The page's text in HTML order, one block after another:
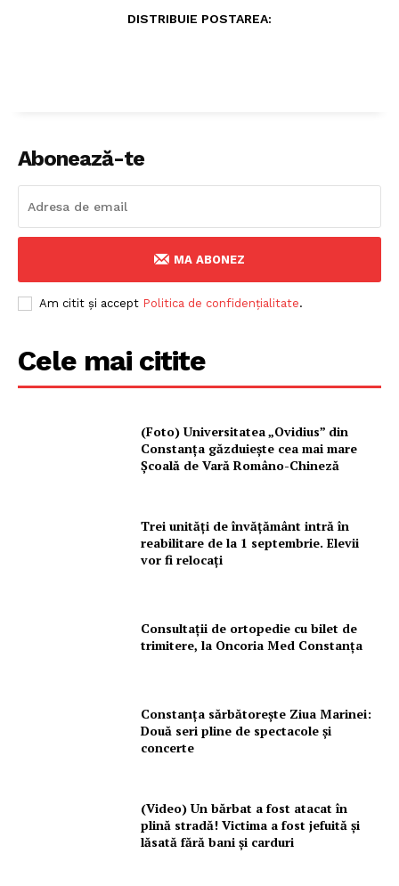
DISTRIBUIE POSTAREA:
Abonează-te
MA ABONEZ
Am citit și accept Politica de confidențialitate.
Cele mai citite
(Foto) Universitatea „Ovidius” din
Constanța găzduiește cea mai mare
Școală de Vară Româno-Chineză
Trei unități de învățământ intră în
reabilitare de la 1 septembrie. Elevii
vor fi relocați
Consultații de ortopedie cu bilet de
trimitere, la Oncoria Med Constanța
Constanța sărbătorește Ziua Marinei:
Două seri pline de spectacole și
concerte
(Video) Un bărbat a fost atacat în
plină stradă! Victima a fost jefuită și
lăsată fără bani și carduri